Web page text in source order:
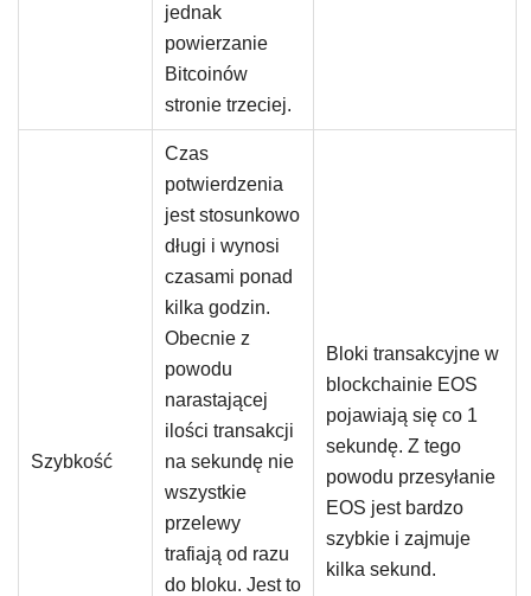
jednak
powierzanie
Bitcoinów
stronie trzeciej.
Szybkość
Czas
potwierdzenia
jest stosunkowo
długi i wynosi
czasami ponad
kilka godzin.
Obecnie z
powodu
narastającej
ilości transakcji
na sekundę nie
wszystkie
przelewy
trafiają od razu
do bloku. Jest to
Bloki transakcyjne w
blockchainie EOS
pojawiają się co 1
sekundę. Z tego
powodu przesyłanie
EOS jest bardzo
szybkie i zajmuje
kilka sekund.